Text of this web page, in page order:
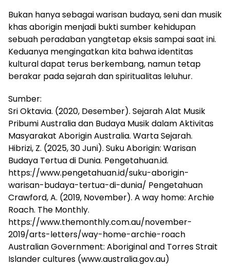
Bukan hanya sebagai warisan budaya, seni dan musik
khas aborigin menjadi bukti sumber kehidupan
sebuah peradaban yangtetap eksis sampai saat ini.
Keduanya mengingatkan kita bahwa identitas
kultural dapat terus berkembang, namun tetap
berakar pada sejarah dan spiritualitas leluhur.
Sumber:
Sri Oktavia. (2020, Desember). Sejarah Alat Musik
Pribumi Australia dan Budaya Musik dalam Aktivitas
Masyarakat Aborigin Australia. Warta Sejarah.
Hibrizi, Z. (2025, 30 Juni). Suku Aborigin: Warisan
Budaya Tertua di Dunia. Pengetahuan.id.
https://www.pengetahuan.id/suku-aborigin-
warisan-budaya-tertua-di-dunia/ Pengetahuan
Crawford, A. (2019, November). A way home: Archie
Roach. The Monthly.
https://www.themonthly.com.au/november-
2019/arts-letters/way-home-archie-roach
Australian Government: Aboriginal and Torres Strait
Islander cultures (www.australia.gov.au)